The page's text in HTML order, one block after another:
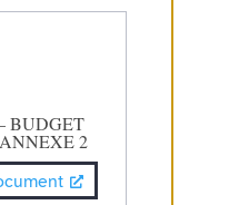
BUDGET
2